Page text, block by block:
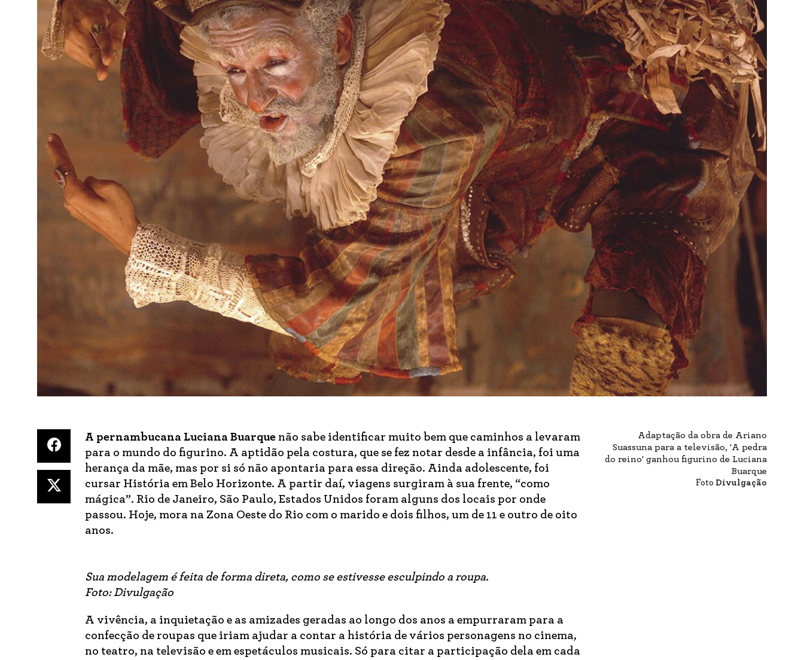
Adaptação da obra de Ariano
Suassuna para a televisão, 'A pedra
do reino' ganhou figurino de Luciana
Buarque
Foto Divulgação
A pernambucana Luciana Buarque não sabe identificar muito bem que caminhos a levaram
para o mundo do figurino. A aptidão pela costura, que se fez notar desde a infância, foi uma
herança da mãe, mas por si só não apontaria para essa direção. Ainda adolescente, foi
cursar História em Belo Horizonte. A partir daí, viagens surgiram à sua frente, “como
mágica”. Rio de Janeiro, São Paulo, Estados Unidos foram alguns dos locais por onde
passou. Hoje, mora na Zona Oeste do Rio com o marido e dois filhos, um de 11 e outro de oito
anos.
Sua modelagem é feita de forma direta, como se estivesse esculpindo a roupa.
Foto: Divulgação
A vivência, a inquietação e as amizades geradas ao longo dos anos a empurraram para a
confecção de roupas que iriam ajudar a contar a história de vários personagens no cinema,
no teatro, na televisão e em espetáculos musicais. Só para citar a participação dela em cada